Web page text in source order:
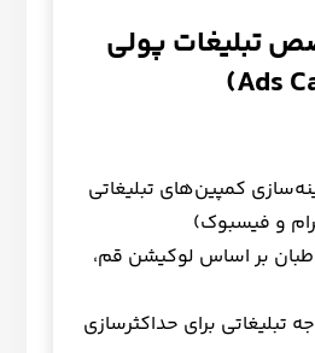
تبلیغات پولی
کمپین‌های تبلیغاتی
و فیسبوک)
بر اساس لوکیشن قم،
برای حداکثرسازی